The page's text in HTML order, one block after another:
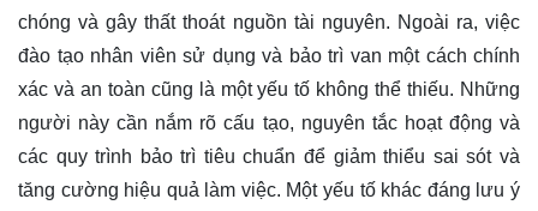
chóng và gây thất thoát nguồn tài nguyên. Ngoài ra, việc
đào tạo nhân viên sử dụng và bảo trì van một cách chính
xác và an toàn cũng là một yếu tố không thể thiếu. Những
người này cần nắm rõ cấu tạo, nguyên tắc hoạt động và
các quy trình bảo trì tiêu chuẩn để giảm thiểu sai sót và
tăng cường hiệu quả làm việc. Một yếu tố khác đáng lưu ý